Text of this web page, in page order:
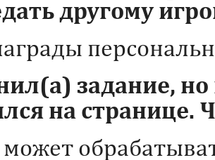
другому
задание, но
на странице.